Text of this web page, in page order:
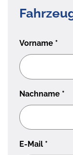
Vorname *
Nachname *
E-Mail *